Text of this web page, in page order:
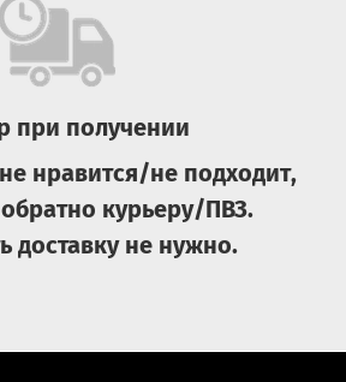
при получении
нравится/не подходит,
курьеру/ПВЗ.
доставку не нужно.